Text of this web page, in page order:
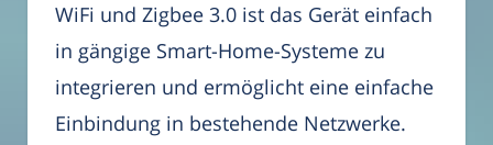
WiFi und Zigbee 3.0 ist das Gerät einfach
in gängige Smart-Home-Systeme zu
integrieren und ermöglicht eine einfache
Einbindung in bestehende Netzwerke.